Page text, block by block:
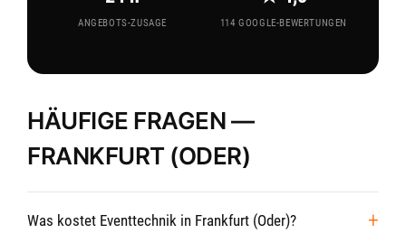
ANGEBOTS-ZUSAGE 114 GOOGLE-BEWERTUNGEN
HÄUFIGE FRAGEN —
FRANKFURT (ODER)
Was kostet Eventtechnik in Frankfurt (Oder)?